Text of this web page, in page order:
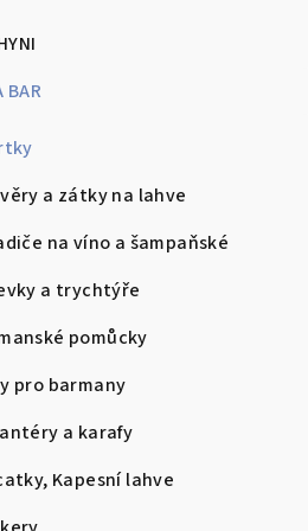
BAR
a zátky na lahve
na víno a šampaňské
a trychtýře
pomůcky
pro barmany
a karafy
Kapesní lahve